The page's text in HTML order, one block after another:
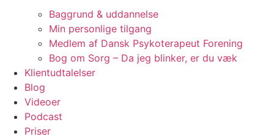
Baggrund & uddannelse
Min personlige tilgang
Medlem af Dansk Psykoterapeut Forening
Bog om Sorg – Da jeg blinker, er du væk
Klientudtalelser
Blog
Videoer
Podcast
Priser